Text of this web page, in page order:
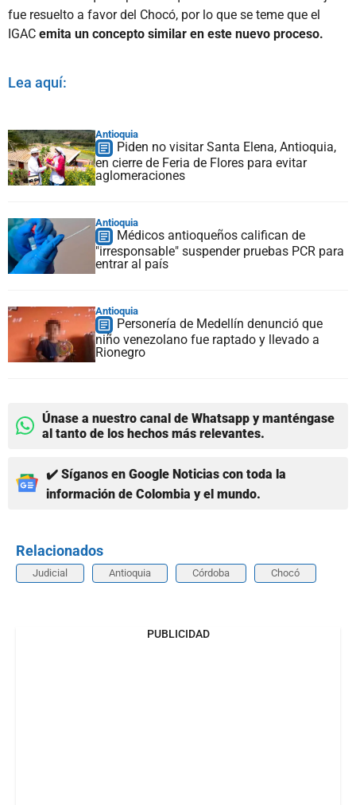
fue resuelto a favor del Chocó, por lo que se teme que el
IGAC emita un concepto similar en este nuevo proceso.
Lea aquí:
Antioquia
Piden no visitar Santa Elena, Antioquia,
en cierre de Feria de Flores para evitar
aglomeraciones
Antioquia
Médicos antioqueños califican de
"irresponsable" suspender pruebas PCR para
entrar al país
Antioquia
Personería de Medellín denunció que
niño venezolano fue raptado y llevado a
Rionegro
Únase a nuestro canal de Whatsapp y manténgase
al tanto de los hechos más relevantes.
✔️ Síganos en Google Noticias con toda la
información de Colombia y el mundo.
Relacionados
Judicial Antioquia Córdoba Chocó
PUBLICIDAD